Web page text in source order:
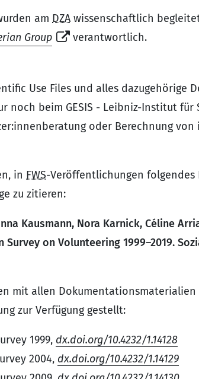
am DZA wissenschaftlich
Group verantwortlich.
Use Files und alles dazugehörige
noch beim GESIS - Leibniz-Institut
oder Berechnung von
in FWS-Veröffentlichungen folgendes
zu zitieren:
Kausmann, Nora Karnick, Céline
on Volunteering 1999–2019.
mit allen
zur Verfügung gestellt:
1999, dx.doi.org/10.4232/1.14128
2004, dx.doi.org/10.4232/1.14129